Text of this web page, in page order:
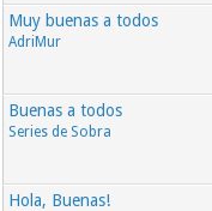
Muy buenas a todos
AdriMur
Buenas a todos
Series de Sobra
Hola, Buenas!